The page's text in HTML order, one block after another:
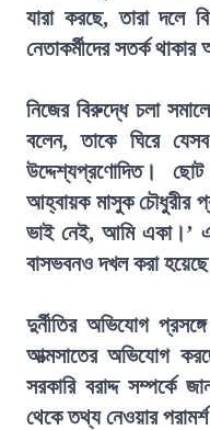
যারা করছে, তারা দলে
নেতাকর্মীদের সতর্ক
নিজের বিরুদ্ধে চলা
বলেন, তাকে ঘিরে
উদ্দেশ্যপ্রণোদিত।
আহ্বায়ক মাসুক চৌধুরীর
ভাই নেই, আমি একা।’
বাসভবনও দখল করা
দুর্নীতির অভিযোগ
আত্মসাতের অভিযোগ
সরকারি বরাদ্দ সম্পর্কে
থেকে তথ্য নেওয়ার